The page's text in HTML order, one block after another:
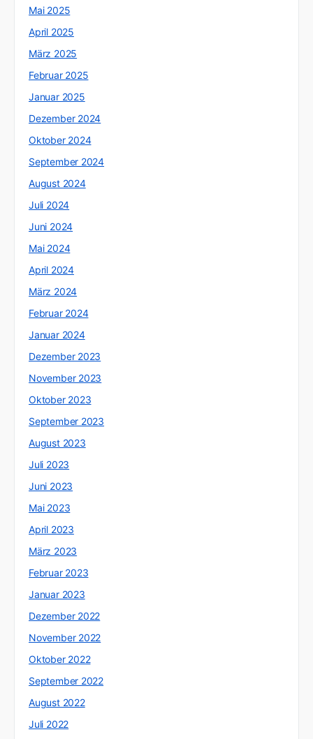
Mai 2025
April 2025
März 2025
Februar 2025
Januar 2025
Dezember 2024
Oktober 2024
September 2024
August 2024
Juli 2024
Juni 2024
Mai 2024
April 2024
März 2024
Februar 2024
Januar 2024
Dezember 2023
November 2023
Oktober 2023
September 2023
August 2023
Juli 2023
Juni 2023
Mai 2023
April 2023
März 2023
Februar 2023
Januar 2023
Dezember 2022
November 2022
Oktober 2022
September 2022
August 2022
Juli 2022